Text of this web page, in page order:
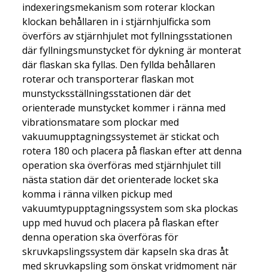
indexeringsmekanism som roterar klockan
klockan behållaren in i stjärnhjulficka som
överförs av stjärnhjulet mot fyllningsstationen
där fyllningsmunstycket för dykning är monterat
där flaskan ska fyllas. Den fyllda behållaren
roterar och transporterar flaskan mot
munstycksställningsstationen där det
orienterade munstycket kommer i ränna med
vibrationsmatare som plockar med
vakuumupptagningssystemet är stickat och
rotera 180 och placera på flaskan efter att denna
operation ska överföras med stjärnhjulet till
nästa station där det orienterade locket ska
komma i ränna vilken pickup med
vakuumtypupptagningssystem som ska plockas
upp med huvud och placera på flaskan efter
denna operation ska överföras för
skruvkapslingssystem där kapseln ska dras åt
med skruvkapsling som önskat vridmoment när